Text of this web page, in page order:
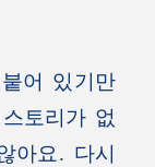
어 있기만
토리가 없
아요. 다시